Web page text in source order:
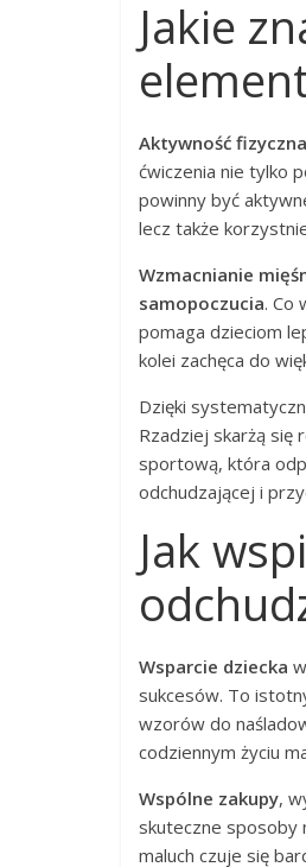
Jakie
Aktywność fizyczna
ćwiczenia nie tylko
powinny być
lecz także
Wzmacnianie
samopoczucia. Co
pomaga dzieciom
kolei zachęca do
Dzięki
Rzadziej skarżą się
sportową, która
odchudzającej i
Jak
Wsparcie dziecka
sukcesów. To
wzorów do
codziennym życiu
Wspólne zakupy,
skuteczne sposoby
maluch czuje się